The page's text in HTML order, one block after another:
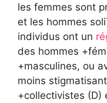
les femmes sont
et les hommes
individus ont un
des hommes
+masculines, ou
moins
+collectivistes (D)